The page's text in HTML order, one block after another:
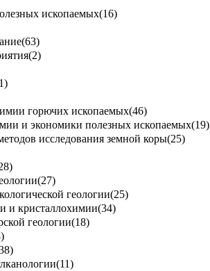
ископаемых(16)
(63)
(2)
горючих ископаемых(46)
и экономики полезных ископаемых(19)
исследования земной коры(25)
(27)
геологии(25)
и кристаллохимии(34)
геологии(18)
(11)